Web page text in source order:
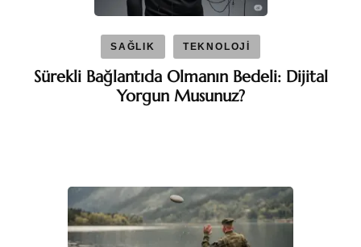
SAĞLIK TEKNOLOJİ
Sürekli Bağlantıda Olmanın Bedeli: Dijital
Yorgun Musunuz?